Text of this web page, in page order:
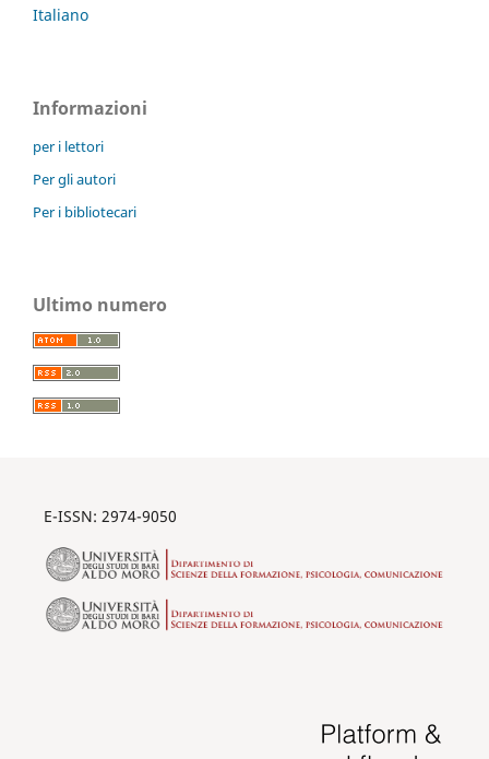
Italiano
Informazioni
per i lettori
Per gli autori
Per i bibliotecari
Ultimo numero
E-ISSN: 2974-9050